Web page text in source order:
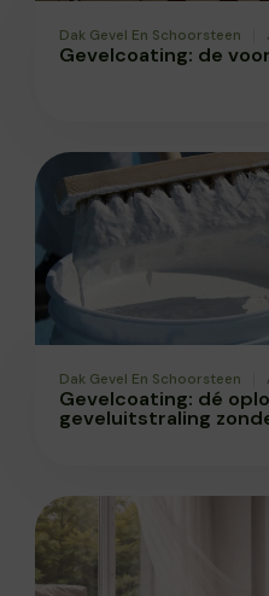
Dak Gevel En Schoorsteen
Gevelcoating: de
Dak Gevel En Schoorsteen
Gevelcoating: dé
geveluitstraling